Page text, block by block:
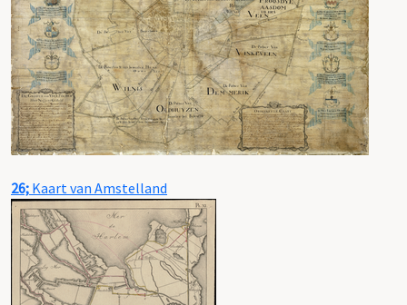
26; Kaart van Amstelland